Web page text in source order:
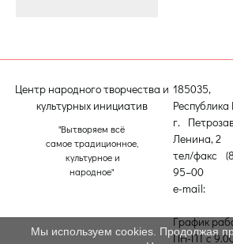
Центр народного творчества и
культурных инициатив
"Вытворяем всё
самое традиционное,
культурное и
народное"
185035,
г.
Ленина, 2
тел/факс
95–00
e-mail:
График
ПН-ПТ с
Мы используем cookies. Продолжая